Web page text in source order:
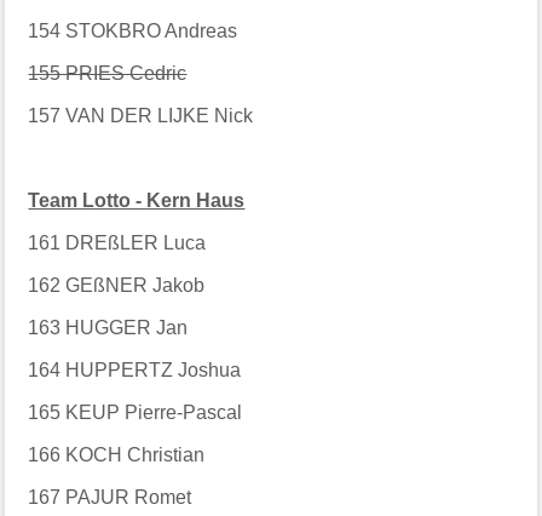
154 STOKBRO Andreas
155 PRIES Cedric
157 VAN DER LIJKE Nick
Team Lotto - Kern Haus
161 DREßLER Luca
162 GEßNER Jakob
163 HUGGER Jan
164 HUPPERTZ Joshua
165 KEUP Pierre-Pascal
166 KOCH Christian
167 PAJUR Romet